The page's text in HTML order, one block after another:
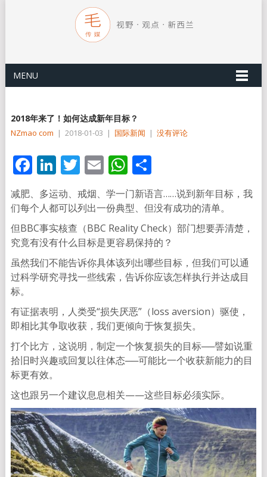
MENU
2018年来了！如何达成新年目标？
NZmao com | 2018-01-03 | 国际新闻 | 没有评论
Facebook
LinkedIn
Twitter
EmailWhatsApp
分
享
减肥、多运动、戒烟、学一门新语言……说到新年目标，我
们每个人都可以列出一份典型、但没有成功的清单。
但BBC事实核查（BBC Reality Check）部门想要弄清楚，
究竟有没有什么目标是更容易保持的？
虽然我们不能告诉你具体该列出哪些目标，但我们可以通
过科学研究寻找一些线索，告诉你应该怎样执行并达成目
标。
有证据表明，人类受“损失厌恶”（loss aversion）驱使，
即相比其争取收获，我们更倾向于恢复损失。
打个比方，这说明，制定一个恢复损失的目标──譬如说重
拾旧时兴趣或回复以往体态──可能比一个收获新能力的目
标更有效。
这也跟另一个建议息息相关——这些目标必须实际。